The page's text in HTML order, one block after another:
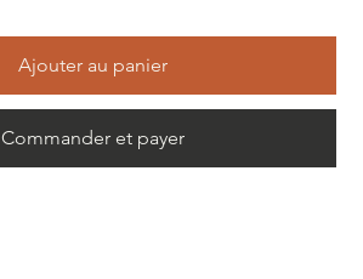
Ajouter au panier
Commander et payer